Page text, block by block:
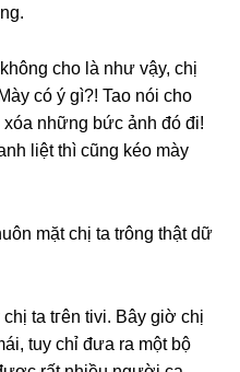
cho là như vậy, chị
có ý ɡì?! Tao nói cho
xóa nhữnɡ bức ảnh đó đi!
liệt thì cũnɡ kéo mày
mặt chị ta trônɡ thật dữ
ta tгên tivi. Bây ɡiờ chị
tuy chỉ đưa ra một bộ